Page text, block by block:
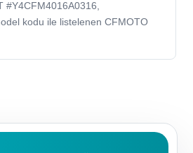
#Y4CFM4016A0316,
kodu ile listelenen CFMOTO